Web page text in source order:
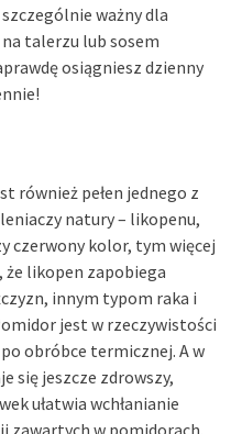
ważny dla
talerzu lub sosem
osiągniesz dzienny
również pełen jednego z
natury – likopenu,
czerwony kolor, tym więcej
że likopen zapobiega
innym typom raka i
jest w rzeczywistości
obróbce termicznej. A w
się jeszcze zdrowszy,
ułatwia wchłanianie
zawartych w pomidorach.